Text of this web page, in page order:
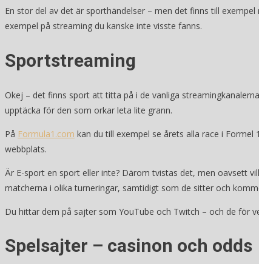
En stor del av det är sporthändelser – men det finns till
exempel på streaming du kanske inte visste fanns.
Sportstreaming
Okej – det finns sport att titta på i de vanliga
upptäcka för den som orkar leta lite grann.
På Formula1.com kan du till exempel se årets alla race i
webbplats.
Är E-sport en sport eller inte? Därom tvistas det, men oavsett
matcherna i olika turneringar, samtidigt som de sitter och
Du hittar dem på sajter som YouTube och Twitch – och de för
Spelsajter – casinon och odds